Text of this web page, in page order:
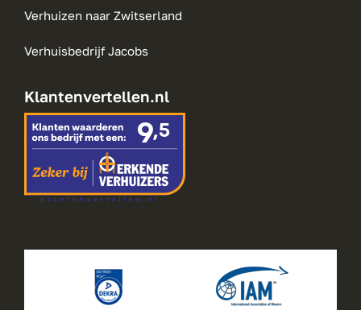
Verhuizen naar Zwitserland
Verhuisbedrijf Jacobs
Klantenvertellen.nl